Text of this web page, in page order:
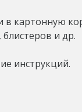
в картонную
и др.
инструкций.